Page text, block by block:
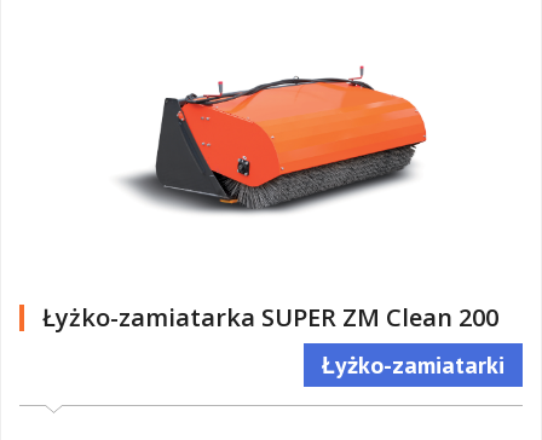
Łyżko-zamiatarka SUPER ZM Clean 200
Łyżko-zamiatarki